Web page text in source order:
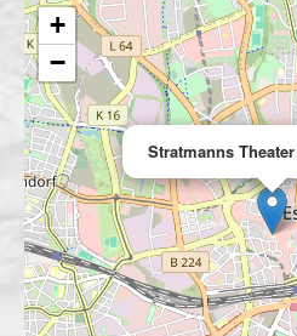
Stratmanns
+
−